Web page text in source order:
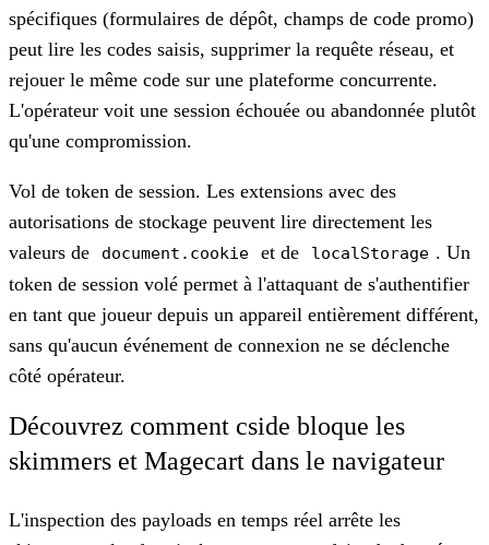
spécifiques (formulaires de dépôt, champs de code promo)
peut lire les codes saisis, supprimer la requête réseau, et
rejouer le même code sur une plateforme concurrente.
L'opérateur voit une session échouée ou abandonnée plutôt
qu'une compromission.
Vol de token de session. Les extensions avec des
autorisations de stockage peuvent lire directement les
valeurs de
document.cookie et de localStorage . Un
token de session volé permet à l'attaquant de s'authentifier
en tant que joueur depuis un appareil entièrement différent,
sans qu'aucun événement de connexion ne se déclenche
côté opérateur.
Découvrez comment cside bloque les
skimmers et Magecart dans le navigateur
L'inspection des payloads en temps réel arrête les